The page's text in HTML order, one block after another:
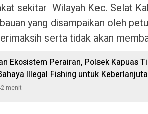
sekitar Wilayah Kec. Selat
yang disampaikan oleh
serta tidak akan
Ekosistem Perairan, Polsek Kapuas
Illegal Fishing untuk
menit